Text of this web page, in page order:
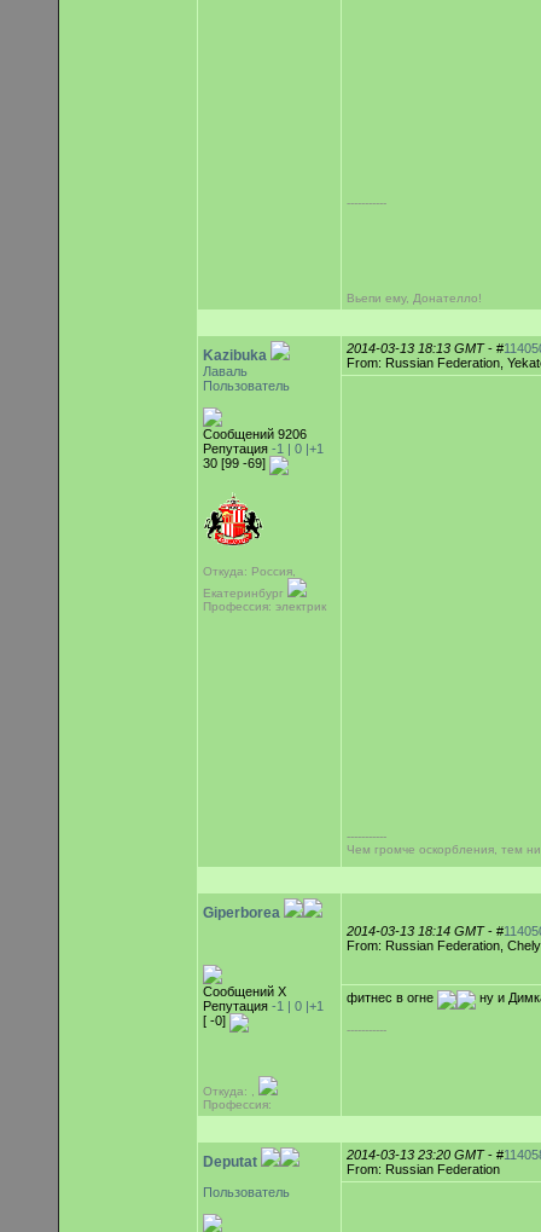
-----------
Вьепи ему, Донателло!
Kazibuka
Лаваль
Пользователь
Сообщений 9206
Репутация -1 | 0 |+1
30 [99 -69]
Откуда: Россия,
Екатеринбург
Профессия: электрик
2014-03-13 18:13 GMT- #
From: Russian Federation,
-----------
Чем громче оскорбления, тем
Giperborea
Сообщений Х
Репутация -1 | 0 |+1
[ -0]
Откуда: ,
Профессия:
2014-03-13 18:14 GMT- #
From: Russian Federation,
фитнес в огне ну и
-----------
Deputat
Пользователь
2014-03-13 23:20 GMT- #
From: Russian Federation